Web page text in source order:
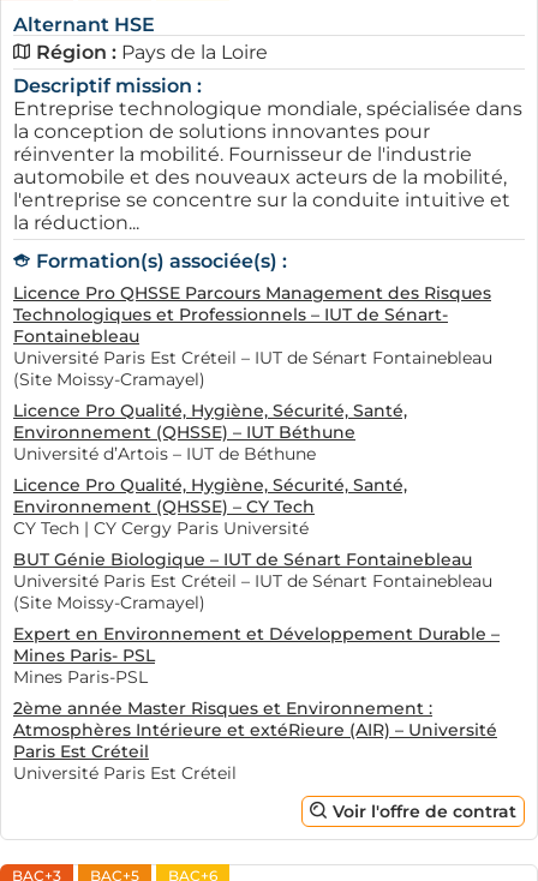
Alternant HSE
Région : Pays de la Loire
Descriptif mission :
Entreprise technologique mondiale, spécialisée dans
la conception de solutions innovantes pour
réinventer la mobilité. Fournisseur de l'industrie
automobile et des nouveaux acteurs de la mobilité,
l'entreprise se concentre sur la conduite intuitive et
la réduction...
Formation(s) associée(s) :
Licence Pro QHSSE Parcours Management des Risques
Technologiques et Professionnels – IUT de Sénart-
Fontainebleau
Université Paris Est Créteil – IUT de Sénart Fontainebleau
(Site Moissy-Cramayel)
Licence Pro Qualité, Hygiène, Sécurité, Santé,
Environnement (QHSSE) – IUT Béthune
Université d’Artois – IUT de Béthune
Licence Pro Qualité, Hygiène, Sécurité, Santé,
Environnement (QHSSE) – CY Tech
CY Tech | CY Cergy Paris Université
BUT Génie Biologique – IUT de Sénart Fontainebleau
Université Paris Est Créteil – IUT de Sénart Fontainebleau
(Site Moissy-Cramayel)
Expert en Environnement et Développement Durable –
Mines Paris- PSL
Mines Paris-PSL
2ème année Master Risques et Environnement :
Atmosphères Intérieure et extéRieure (AIR) – Université
Paris Est Créteil
Université Paris Est Créteil
Voir l'offre de contrat
BAC+3 BAC+5 BAC+6